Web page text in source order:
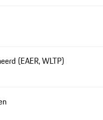
(EAER, WLTP)